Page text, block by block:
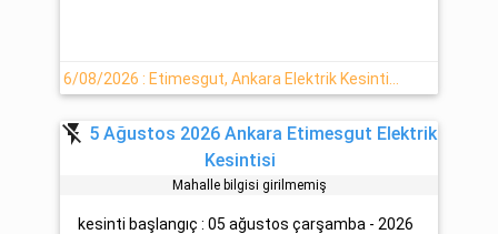
flash_off 5 Ağustos 2026 Ankara Etimesgut Elektrik
Kesintisi
Mahalle bilgisi girilmemiş
kesinti başlangıç : 05 ağustos çarşamba - 2026